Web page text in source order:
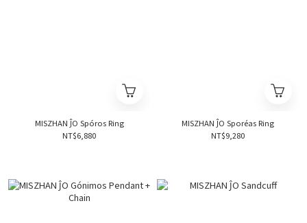
MISZHAN ĴO Spóros Ring
NT$6,880
MISZHAN ĴO Sporéas Ring
NT$9,280